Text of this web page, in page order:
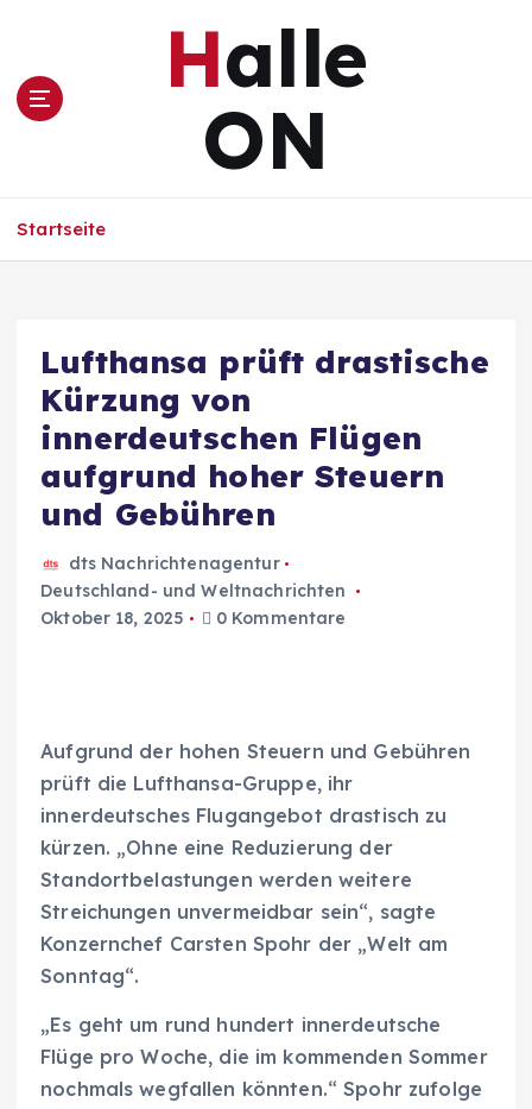
s
Halle
ON
Startseite
Lufthansa prüft drastische
Kürzung von
innerdeutschen Flügen
aufgrund hoher Steuern
und Gebühren
dts Nachrichtenagentur
Deutschland- und Weltnachrichten
Oktober 18, 2025
0 Kommentare
Aufgrund der hohen Steuern und Gebühren
prüft die Lufthansa-Gruppe, ihr
innerdeutsches Flugangebot drastisch zu
kürzen. „Ohne eine Reduzierung der
Standortbelastungen werden weitere
Streichungen unvermeidbar sein“, sagte
Konzernchef Carsten Spohr der „Welt am
Sonntag“.
„Es geht um rund hundert innerdeutsche
Flüge pro Woche, die im kommenden Sommer
nochmals wegfallen könnten.“ Spohr zufolge